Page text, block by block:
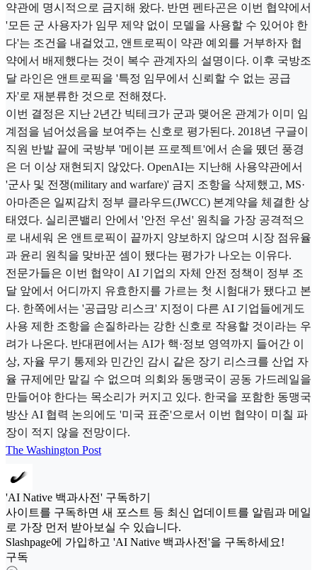
약관에 명시적으로 금지해 왔다. 반면 펜타곤은 이번 협약에서
'모든 군 사용자가 임무 제약 없이 모델을 사용할 수 있어야 한
다'는 조건을 내걸었고, 앤트로픽이 약관 예외를 거부하자 협
약에서 배제했다는 것이 복수 관계자의 설명이다. 이후 국방조
달 라인은 앤트로픽을 '특정 임무에서 신뢰할 수 없는 공급
자'로 재분류한 것으로 전해졌다.
이번 결정은 지난 2년간 빅테크가 군과 맺어온 관계가 이미 임
계점을 넘어섰음을 보여주는 신호로 평가된다. 2018년 구글이
직원 반발 끝에 국방부 '메이븐 프로젝트'에서 손을 뗐던 풍경
은 더 이상 재현되지 않았다. OpenAI는 지난해 사용약관에서
'군사 및 전쟁(military and warfare)' 금지 조항을 삭제했고, MS·
아마존은 일찌감치 정부 클라우드(JWCC) 본계약을 체결한 상
태였다. 실리콘밸리 안에서 '안전 우선' 원칙을 가장 공격적으
로 내세워 온 앤트로픽이 끝까지 양보하지 않으며 시장 점유율
과 윤리 원칙을 맞바꾼 셈이 됐다는 평가가 나오는 이유다.
전문가들은 이번 협약이 AI 기업의 자체 안전 정책이 정부 조
달 앞에서 어디까지 유효한지를 가르는 첫 시험대가 됐다고 본
다. 한쪽에서는 '공급망 리스크' 지정이 다른 AI 기업들에게도
사용 제한 조항을 손질하라는 강한 신호로 작용할 것이라는 우
려가 나온다. 반대편에서는 AI가 핵·정보 영역까지 들어간 이
상, 자율 무기 통제와 민간인 감시 같은 장기 리스크를 산업 자
율 규제에만 맡길 수 없으며 의회와 동맹국이 공동 가드레일을
만들어야 한다는 목소리가 커지고 있다. 한국을 포함한 동맹국
방산 AI 협력 논의에도 '미국 표준'으로서 이번 협약이 미칠 파
장이 적지 않을 전망이다.
The Washington Post
'AI Native 백과사전' 구독하기
사이트를 구독하면 새 포스트 등 최신 업데이트를 알림과 메일
로 가장 먼저 받아보실 수 있습니다.
Slashpage에 가입하고 'AI Native 백과사전'을 구독하세요!
구독